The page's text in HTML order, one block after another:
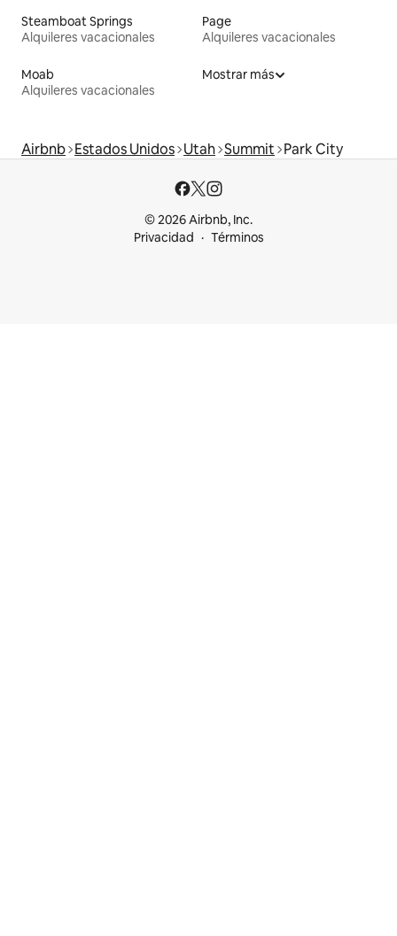
Steamboat Springs
Alquileres vacacionales
Page
Alquileres vacacionales
Moab
Alquileres vacacionales
Mostrar más
Airbnb Estados Unidos Utah Summit Park City
© 2026 Airbnb, Inc.
Privacidad
Términos